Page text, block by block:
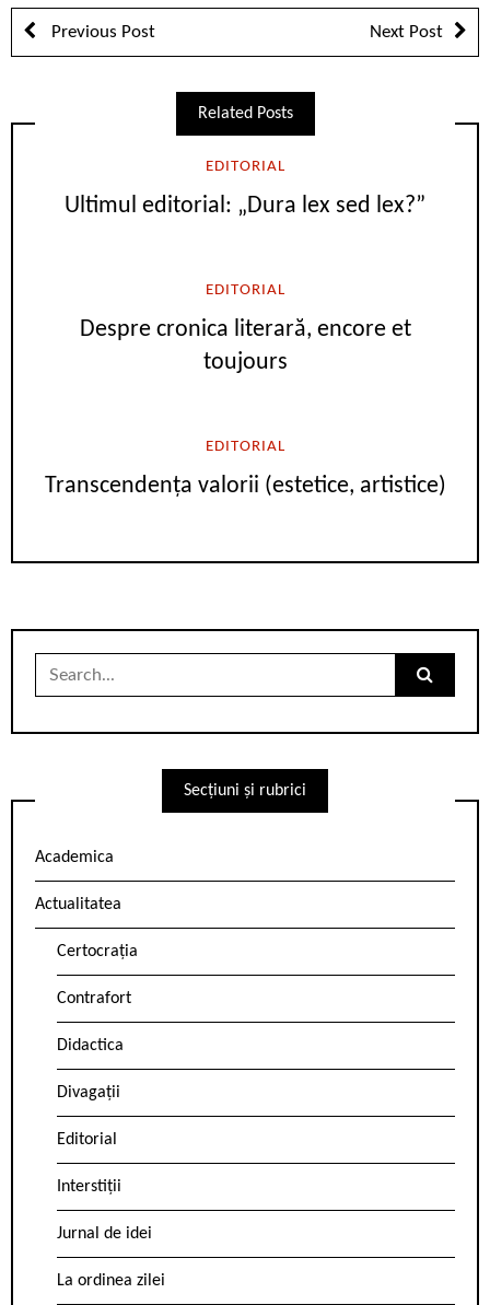
Previous Post Next Post
Related Posts
EDITORIAL
Ultimul editorial: „Dura lex sed lex?”
EDITORIAL
Despre cronica literară, encore et
toujours
EDITORIAL
Transcendența valorii (estetice, artistice)
Search
Secțiuni și rubrici
Academica
Actualitatea
Certocrația
Contrafort
Didactica
Divagații
Editorial
Interstiții
Jurnal de idei
La ordinea zilei